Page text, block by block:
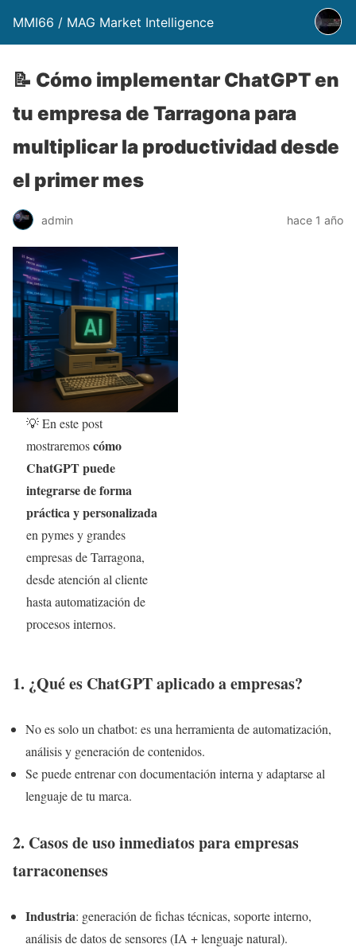
MMI66 / MAG Market Intelligence
📝 Cómo implementar ChatGPT en
tu empresa de Tarragona para
multiplicar la productividad desde
el primer mes
admin hace 1 año
💡 En este post
mostraremoscómo
ChatGPT puede
integrarse de forma
práctica y personalizada
en pymes y grandes
empresas de Tarragona,
desde atención al cliente
hasta automatización de
procesos internos.
1. ¿Qué es ChatGPT aplicado a empresas?
No es solo un chatbot: es una herramienta de automatización,
análisis y generación de contenidos.
Se puede entrenar con documentación interna y adaptarse al
lenguaje de tu marca.
2. Casos de uso inmediatos para empresas
tarraconenses
Industria: generación de fichas técnicas, soporte interno,
análisis de datos de sensores (IA + lenguaje natural).